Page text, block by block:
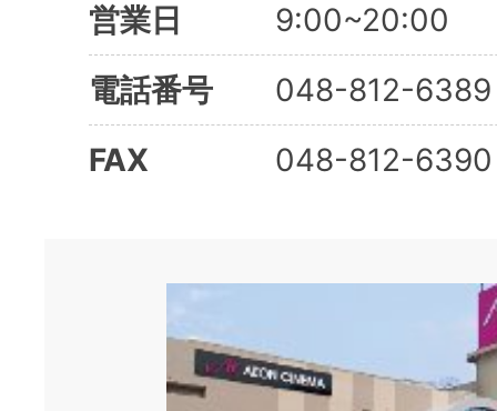
営業日
9:00~20:00
電話番号
048-812-6389
FAX
048-812-6390